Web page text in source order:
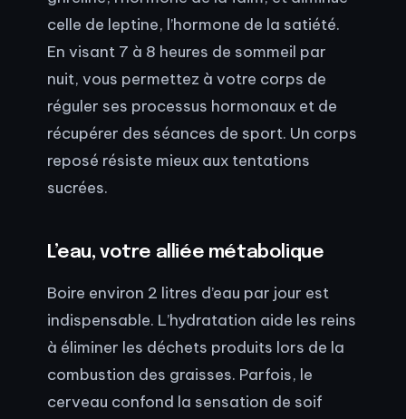
celle de leptine, l’hormone de la satiété.
En visant 7 à 8 heures de sommeil par
nuit, vous permettez à votre corps de
réguler ses processus hormonaux et de
récupérer des séances de sport. Un corps
reposé résiste mieux aux tentations
sucrées.
L’eau, votre alliée métabolique
Boire environ 2 litres d’eau par jour est
indispensable. L’hydratation aide les reins
à éliminer les déchets produits lors de la
combustion des graisses. Parfois, le
cerveau confond la sensation de soif